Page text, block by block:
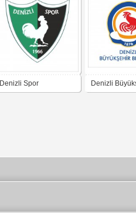
Denizli Spor Denizli